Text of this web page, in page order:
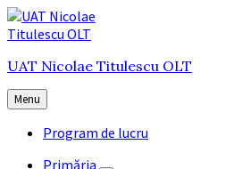
Skip
to
Skip
to
navigation
Skip
to
UAT Nicolae Titulescu OLT
Menu
Program de lucru
Primăria